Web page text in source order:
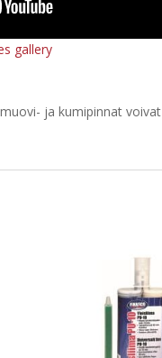
gallery
ja kumipinnat